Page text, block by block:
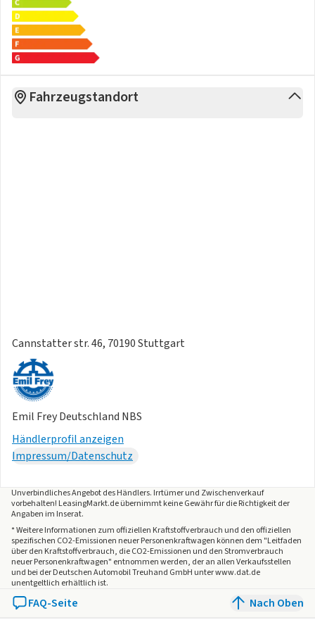
Räder / Reifen
4 Winterräder "Hamar" 8 J x 19 (zus.) in Dark
Winterräder (zusätzlich), 4 Stahlräder 8 J x 19, Winterreifen
235/55 R 19 T 24,90 €
Sicherheit und Technik
Netzladekabel für Haushalts-Steckdose 4,90 €
Sportpaket 7,90 €
Sportpaket "Plus" 25,90 €
Vorbereitung Funktionssteuergerät für Sonderumbauten
0,90 €
Wärmepumpe zur Reichweitenoptimierung 23,90 €
Volkswagen Anschlussgarantie
Anschlussgarantie, Laufzeit 1 Jahr im Anschluss an die
Herstellergarantie, maximale Gesamtlaufleistung 30.000
km 7,90 €
Anschlussgarantie, Laufzeit 1 Jahr im Anschluss an die
Herstellergarantie, maximale Gesamtlaufleistung 60.000
km 9,90 €
Fahrzeugstandort
Cannstatter str. 46, 70190 Stuttgart
Emil Frey Deutschland NBS
Händlerprofil anzeigen
Impressum/Datenschutz
Unverbindliches Angebot desHändlers. Irrtümer und Zwischenverkauf
vorbehalten! LeasingMarkt.de übernimmt keine Gewähr für die Richtigkeit der
Angaben im Inserat.
* Weitere Informationen zum offiziellen Kraftstoffverbrauch und den offiziellen
spezifischen CO2-Emissionen neuer Personenkraftwagen können dem "Leitfaden
über den Kraftstoffverbrauch, die CO2-Emissionen und den Stromverbrauch
neuer Personenkraftwagen" entnommen werden, der an allen Verkaufsstellen
und bei der Deutschen Automobil Treuhand GmbH unter www.dat.de
unentgeltlich erhältlich ist.
FAQ-Seite Nach Oben